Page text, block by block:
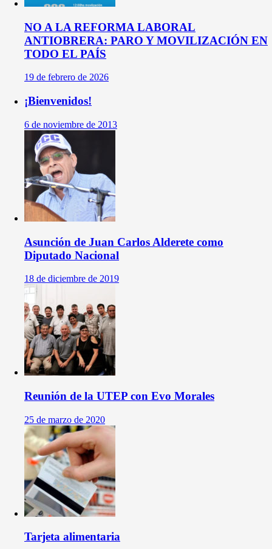
NO A LA REFORMA LABORAL
ANTIOBRERA: PARO Y MOVILIZACIÓN EN
TODO EL PAÍS
19 de febrero de 2026
¡Bienvenidos!
6 de noviembre de 2013
Asunción de Juan Carlos Alderete como
Diputado Nacional
18 de diciembre de 2019
Reunión de la UTEP con Evo Morales
25 de marzo de 2020
Tarjeta alimentaria